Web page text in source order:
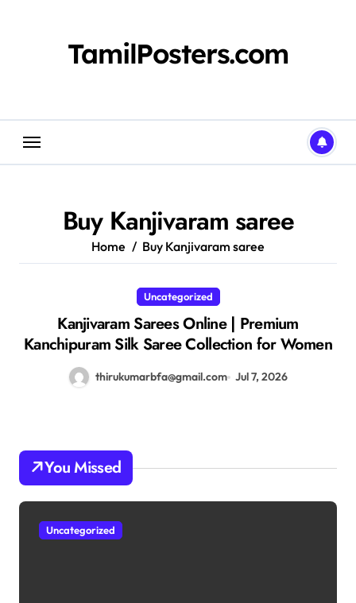
TamilPosters.com
Buy Kanjivaram saree
Home Buy Kanjivaram saree
Uncategorized
Kanjivaram Sarees Online | Premium
Kanchipuram Silk Saree Collection for Women
thirukumarbfa@gmail.com Jul 7, 2026
You Missed
Uncategorized